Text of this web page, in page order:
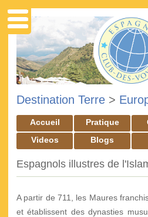
Destination Terre >
Accueil Pratique
Videos
Blogs
Espagnols illustres de
A partir de 711, les Maures
et établissent des dynasties